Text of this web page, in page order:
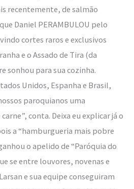
recentemente, de salmão
Daniel PERAMBULOU pelo
cortes raros e exclusivos
e o Assado de Tira (da
sonhou para sua cozinha.
Unidos, Espanha e Brasil,
paroquianos uma
conta. Deixa eu explicar já o
a “hamburgueria mais pobre
o apelido de “Paróquia do
se entre louvores, novenas e
e sua equipe conseguiram